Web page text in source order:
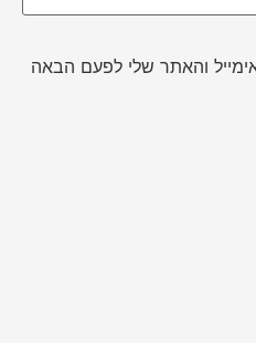
והאתר שלי לפעם הבאה